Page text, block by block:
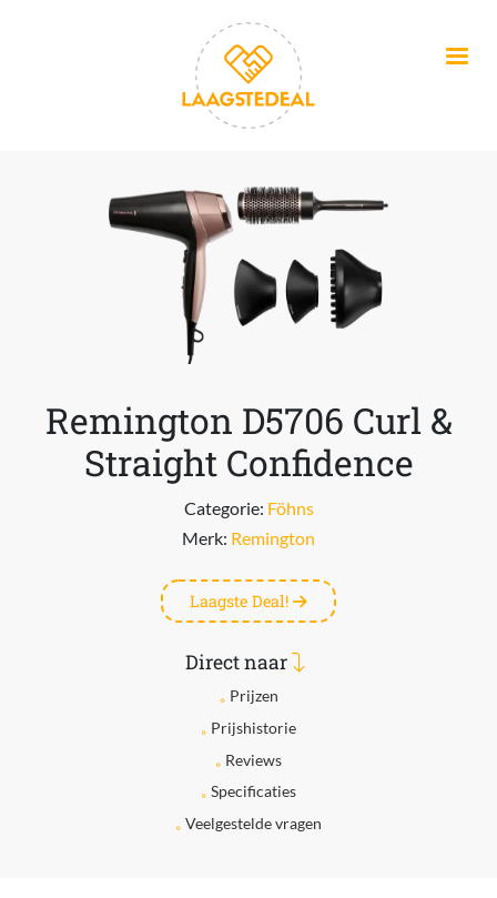
Remington D5706 Curl &
Straight Confidence
Categorie: Föhns
Merk: Remington
Laagste Deal!
Direct naar
Prijzen
Prijshistorie
Reviews
Specificaties
Veelgestelde vragen